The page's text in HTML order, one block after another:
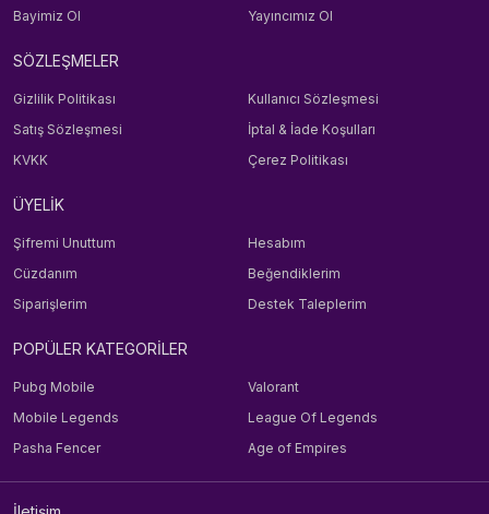
Bayimiz Ol
Yayıncımız Ol
SÖZLEŞMELER
Gizlilik Politikası
Kullanıcı Sözleşmesi
Satış Sözleşmesi
İptal & İade Koşulları
KVKK
Çerez Politikası
ÜYELİK
Şifremi Unuttum
Hesabım
Cüzdanım
Beğendiklerim
Siparişlerim
Destek Taleplerim
POPÜLER KATEGORİLER
Pubg Mobile
Valorant
Mobile Legends
League Of Legends
Pasha Fencer
Age of Empires